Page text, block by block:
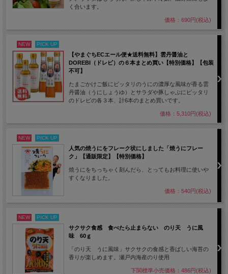
く合います。
価格：690円(税込)
NEW PICK UP
【やまぐちECエール便★送料無料】雲丹醤油と
DOREBI（ドレビ）の６本まとめ買い【特別価格】【包装
不可】
たまごかけご飯にピッタリのうにの濃厚な風味が香る雲
丹醤油（うにしょうゆ）とサラダや豚しゃぶにピッタリ
のドレビの各３本、計6本のまとめ買いです。
価格：5,310円(税込)
NEW PICK UP
人気の焼うにをフレーク状にしました「焼うにフレー
ク」【通販限定】【特別価格】
焼うにをちっちゃく刻んだら、とってもお料理に使いや
すくなりました。
価格：540円(税込)
NEW PICK UP
サクサク食感 食べたら止まらない のり天 うに風
味 60ｇ
「のり天 うに風味」サクサクの食感と香ばしい海苔の
香りが楽しめます。瀬戸内海産のり使用
下関標準小売価格：486円(税込)